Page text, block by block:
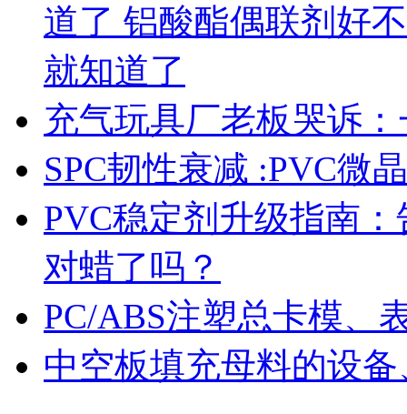
道了 铝酸酯偶联剂好
就知道了
充气玩具厂老板哭诉
SPC韧性衰减 :PVC微
PVC稳定剂升级指南
对蜡了吗？
PC/ABS注塑总卡模、
中空板填充母料的设